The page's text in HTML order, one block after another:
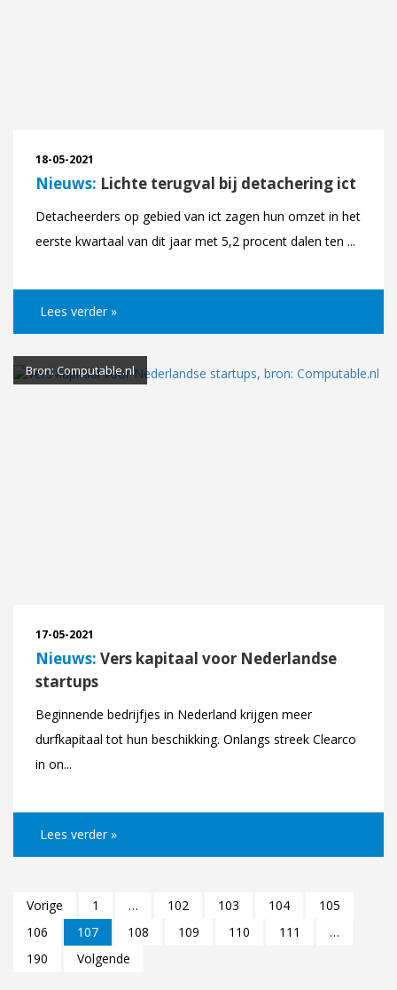
18-05-2021
Nieuws: Lichte terugval bij detachering ict
Detacheerders op gebied van ict zagen hun omzet in het
eerste kwartaal van dit jaar met 5,2 procent dalen ten ...
Lees verder »
Bron: Computable.nl
17-05-2021
Nieuws: Vers kapitaal voor Nederlandse
startups
Beginnende bedrijfjes in Nederland krijgen meer
durfkapitaal tot hun beschikking. Onlangs streek Clearco
in on...
Lees verder »
Vorige 1 … 102 103 104
105
106
107 108 109 110 111
…
190
Volgende